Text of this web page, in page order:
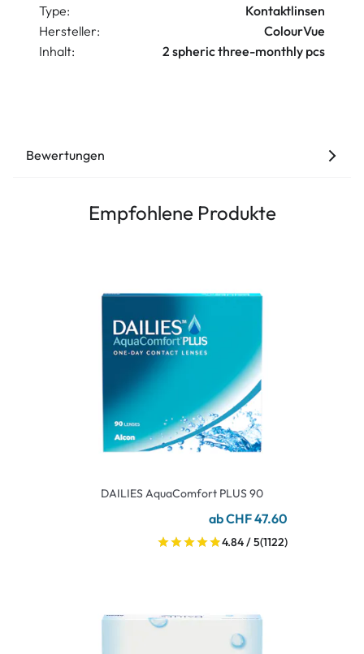
Type:
Kontaktlinsen
Hersteller:
ColourVue
Inhalt:
2 spheric three-monthly pcs
Bewertungen
Empfohlene Produkte
DAILIES AquaComfort PLUS 90
ab CHF 47.60
4.84 / 5(1122)